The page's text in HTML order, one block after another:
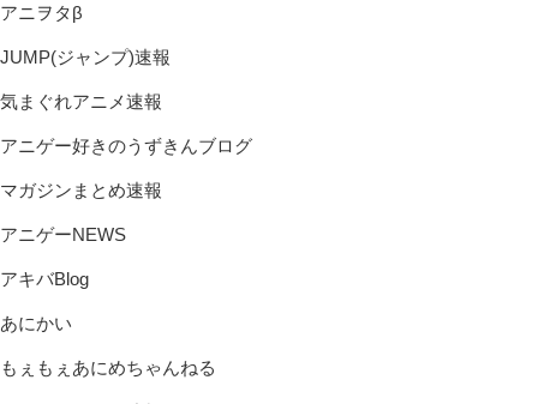
アニヲタβ
JUMP(ジャンプ)速報
気まぐれアニメ速報
アニゲー好きのうずきんブログ
マガジンまとめ速報
アニゲーNEWS
アキバBlog
あにかい
もぇもぇあにめちゃんねる